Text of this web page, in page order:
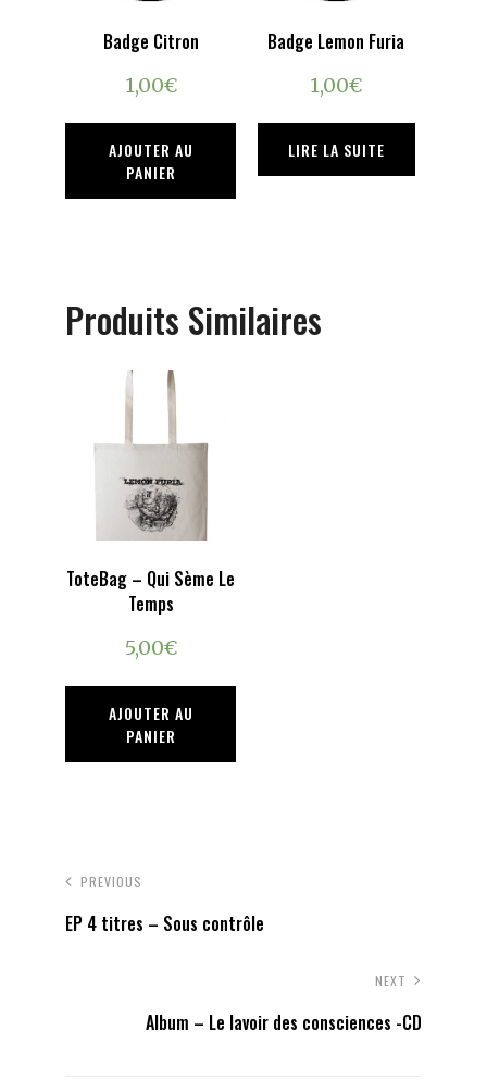
Badge Citron
1,00€
AJOUTER AU
PANIER
Badge Lemon Furia
1,00€
LIRE LA SUITE
Produits Similaires
ToteBag – Qui Sème Le
Temps
5,00€
AJOUTER AU
PANIER
Navigation
de
PREVIOUS
EP 4 titres – Sous contrôle
NEXT
Album – Le lavoir des consciences -CD